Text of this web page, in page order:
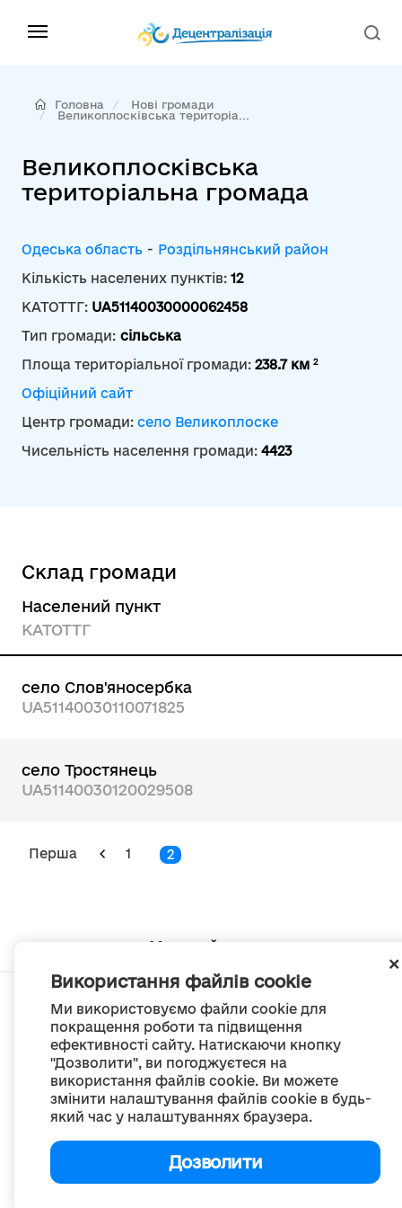
Використання файлів cookie
Ми використовуємо файли cookie для
покращення роботи та підвищення
ефективності сайту. Натискаючи кнопку
"Дозволити", ви погоджуєтеся на
використання файлів cookie. Ви можете
змінити налаштування файлів cookie в будь-
який час у налаштуваннях браузера.
Дозволити
Головна
Нові громади
Великоплосківська територіа...
Великоплосківська
територіальна громада
Одеська область - Роздільнянський район
Кількість населених пунктів: 12
КАТОТТГ: UA51140030000062458
Тип громади: сільська
Площа територіальної громади: 238.7 км 2
Офіційний сайт
Центр громади: село Великоплоске
Чисельність населення громади: 4423
Склад громади
Населений пункт
КАТОТТГ
село Слов'яносербка
UA51140030110071825
село Тростянець
UA51140030120029508
Перша 1 2
Мапа сайту
© Портал «Децентралізація», 2022
Проект був створений 2014 року для комунікації реформи місцевого
самоврядування
та територіальної організації влади в Україні.
Створення та наповнення - ГО «Портал «Децентралізація»
Creative Commons Attribution 4.0 International license,
якщо не зазначено інше